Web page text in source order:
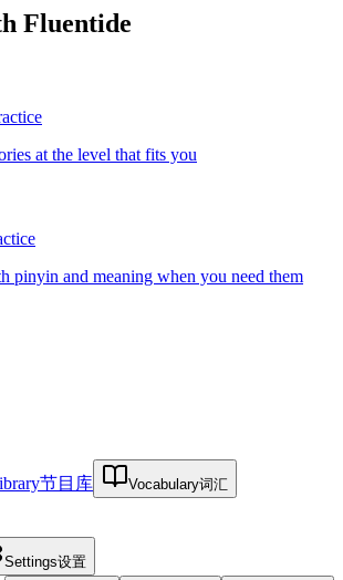
Fluentide
at the level that fits you
pinyin and meaning when you need them
节目库 Vocabulary词汇
Settings设置